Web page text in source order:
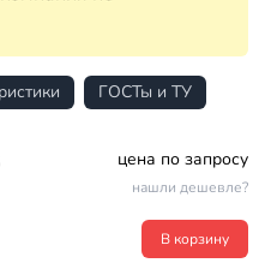
ГОСТы и ТУ
цена по запросу
нашли дешевле?
В корзину